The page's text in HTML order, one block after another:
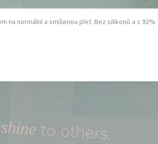
na normální a smíšenou pleť. Bez silikonů a s 92%